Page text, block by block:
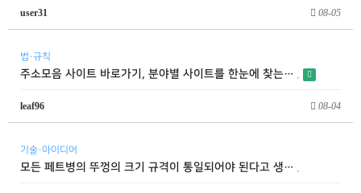
user31 08-05
법·규칙
주소모음 사이트 바로가기, 분야별 사이트를 한눈에 찾는…
leaf96 08-04
기술·아이디어
모든 페트병의 뚜껑의 크기 규격이 통일되어야 된다고 생…